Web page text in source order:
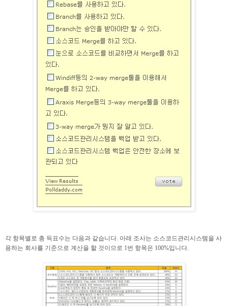
각 항목별로 총 득표수는 다음과 같습니다. 아래 조사는 소스코드관리시스템을 사
용하는 회사를 기준으로 계산을 할 것이므로 1번 항목은 100%입니다.